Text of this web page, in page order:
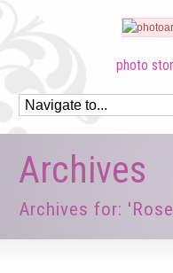
photo
Archives
Archives for: